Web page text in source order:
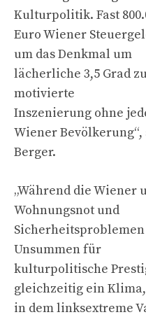
Kulturpolitik. Fast
Euro Wiener
um das Denkmal um
lächerliche 3,5 Grad
motivierte
Inszenierung ohne
Wiener Bevölkerung“,
Berger.
„Während die Wiener
Wohnungsnot und
Sicherheitsproblemen
Unsummen für
kulturpolitische
gleichzeitig ein Klima,
in dem linksextreme